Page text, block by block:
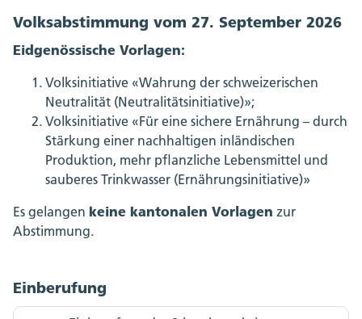
Volksabstimmung vom 27. September 2026
Eidgenössische Vorlagen:
Volksinitiative «Wahrung der schweizerischen
Neutralität (Neutralitätsinitiative)»;
Volksinitiative «Für eine sichere Ernährung – durch
Stärkung einer nachhaltigen inländischen
Produktion, mehr pflanzliche Lebensmittel und
sauberes Trinkwasser (Ernährungsinitiative)»
Es gelangen keine kantonalen Vorlagen zur
Abstimmung.
Einberufung